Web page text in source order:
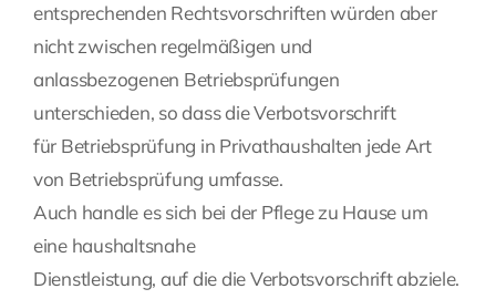
entsprechenden Rechtsvorschriften würden aber
nicht zwischen regelmäßigen und
anlassbezogenen Betriebsprüfungen
unterschieden, so dass die Verbotsvorschrift
für Betriebsprüfung in Privathaushalten jede Art
von Betriebsprüfung umfasse.
Auch handle es sich bei der Pflege zu Hause um
eine haushaltsnahe
Dienstleistung, auf die die Verbotsvorschrift abziele.